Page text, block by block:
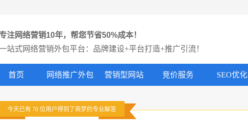
专注网络营销10年，帮您节省50%成本！
站式网络营销外包平台：品牌建设+平台打造+推广引流！
首页 网络推广外包 营销型网站 竞价服务 SEO优化
今天已有 70位用户得到了商梦的专业解答